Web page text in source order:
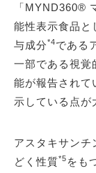
「MYND360®
能性表示食品と
与成分*4である
一部である視覚
能が報告されて
示している点が
アスタキサンチ
どく性質*5 をも